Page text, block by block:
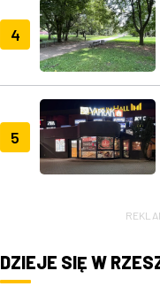
4
5
DZIEJE SIĘ W